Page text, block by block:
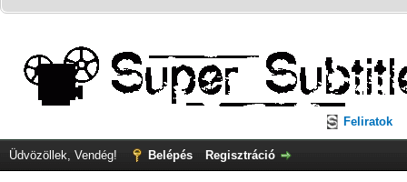
Feliratok
Üdvözöllek, Vendég! Belépés Regisztráció